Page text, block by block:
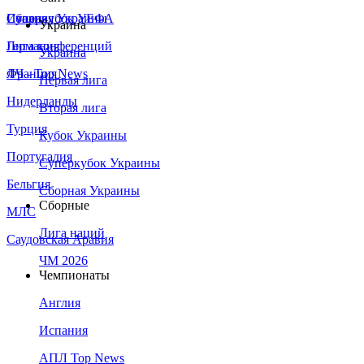
Сборная Украины
Италия
Германия
Франция
Нидерланды
Турция
Португалия
Бельгия
МЛС
Саудовская Аравия
Суперкубок УЕФА
Лига конференций
ЛЧ - Top News
Украина
Украина
Первая лига
Вторая лига
Кубок Украины
Суперкубок Украины
Сборная Украины
Сборные
Лига наций
ЧМ 2026
Чемпионаты
Англия
Испания
АПЛ Top News